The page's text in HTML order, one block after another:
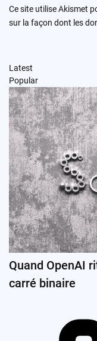
Ce site utilise Akismet
sur la façon dont les
Latest
Popular
Quand OpenAI
carré binaire